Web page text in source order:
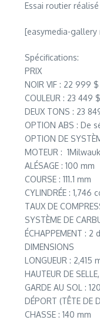
Essai routier
[easymedia-gallery
Spécifications:
PRIX
NOIR VIF : 22 999 $
COULEUR : 23 449 $
DEUX TONS : 23
OPTION ABS : De
OPTION DE
MOTEUR :
ALÉSAGE : 100 mm
COURSE : 111.1 mm
CYLINDRÉE : 1,746
TAUX DE
SYSTÈME DE
ÉCHAPPEMENT :
DIMENSIONS
LONGUEUR : 2,415
HAUTEUR DE
GARDE AU SOL :
DÉPORT (TÊTE DE
CHASSE : 140 mm